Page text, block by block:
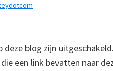
deze blog zijn
een link bevatten naar